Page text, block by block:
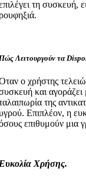
τη συσκευή,
Λειτουργούν τα
ο χρήστης
και
της
Επιπλέον, η
επιθυμούν μια
Χρήσης.